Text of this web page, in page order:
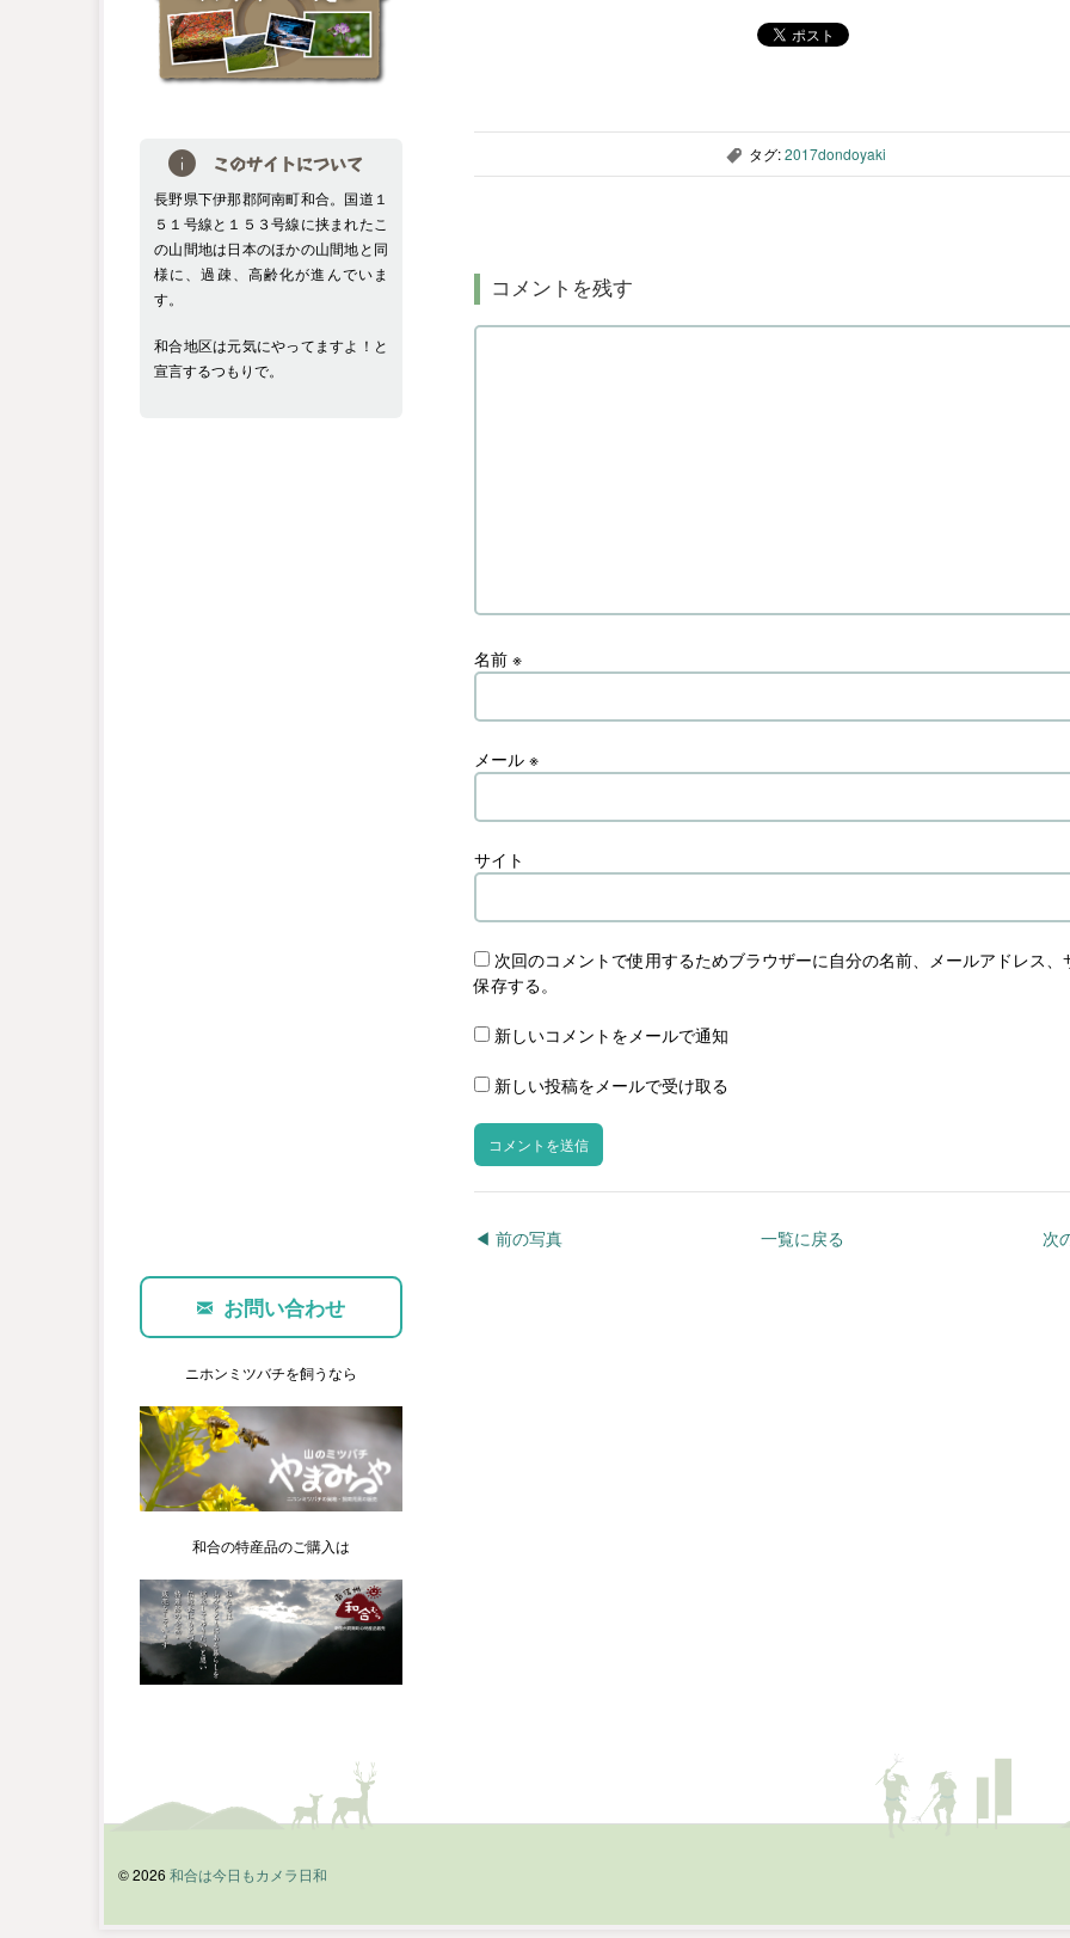
, タグ:2017dondoyaki
コメントを残す
名前 ※
メール ※
サイト
次回のコメントで使用するためブラウザーに自分の名前、メールアドレス、
保存する。
新しいコメントをメールで通知
新しい投稿をメールで受け取る
◀︎ 前の写真 次
一覧に戻る
このサイトについて
長野県下伊那郡阿南町和合。国道１
５１号線と１５３号線に挟まれたこ
の山間地は日本のほかの山間地と同
様に、過疎、高齢化が進んでいま
す。
和合地区は元気にやってますよ！と
宣言するつもりで。
お問い合わせ
ニホンミツバチを飼うなら
和合の特産品のご購入は
© 2026 和合は今日もカメラ日和